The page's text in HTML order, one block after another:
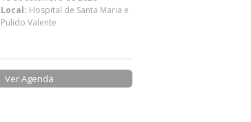
Local: Hospital de Santa Maria e
Pulido Valente
Ver Agenda